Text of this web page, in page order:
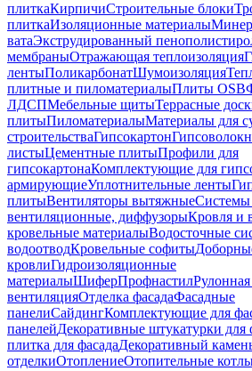
плиткаКирпичиСтроительные блоки
плиткаИзоляционные материалы
ватаЭкструдированный
мембраныОтражающая теплоизоляция
лентыПоликарбонатШумоизоляция
плитные и пиломатериалыПлиты OSB
ЛДСПМебельные щитыТеррасные
плитыПиломатериалыМатериалы для
строительстваГипсокартон
листыЦементные плитыПрофили для
гипсокартонаКомплектующие для
армирующиеУплотнительные ленты
плитыВентиляторы вытяжныеСистемы
вентиляционные, диффузорыКровля и
кровельные материалыВодосточные
водоотводКровельные софиты
кровлиГидроизоляционные
материалыШиферПрофнастил
вентиляцияОтделка фасадаФасадные
панелиСайдингКомплектующие для
панелейДекоративные штукатурки для
плитка для фасадаДекоративный
отделкиОтоплениеОтопительные